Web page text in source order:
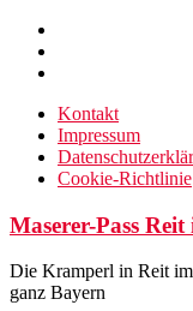
Zum
Inhalt
springen
Kontakt
Impressum
Cookie-Richtlinie
Maserer-Pass
Die Kramperl in Reit
ganz Bayern